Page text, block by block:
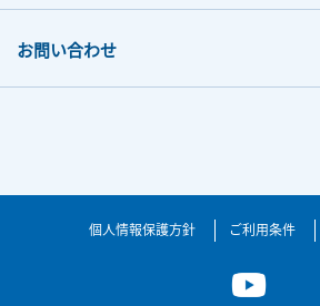
お問い合わせ
個人情報保護方針 ご利用条件